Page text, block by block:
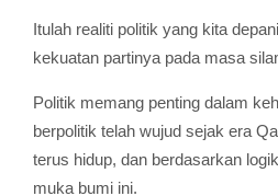
Itulah realiti politik yang kita
kekuatan partinya pada masa
Politik memang penting dalam
berpolitik telah wujud sejak era
terus hidup, dan berdasarkan
muka bumi ini.